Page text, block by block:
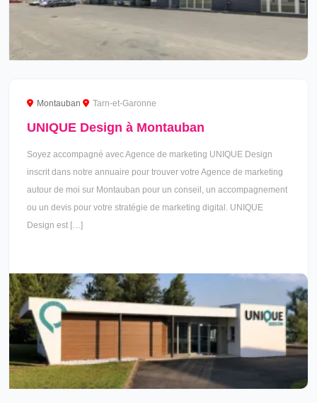
Montauban Tarn-et-Garonne
UNIQUE Design à Montauban
Soyez accompagné avec Agence de marketing UNIQUE Design
inscrit dans notre annuaire pour trouver votre Agence de marketing
autour de moi sur Montauban pour un conseil, un accompagnement
ou un devis pour votre stratégie de marketing digital. UNIQUE
Design est […]